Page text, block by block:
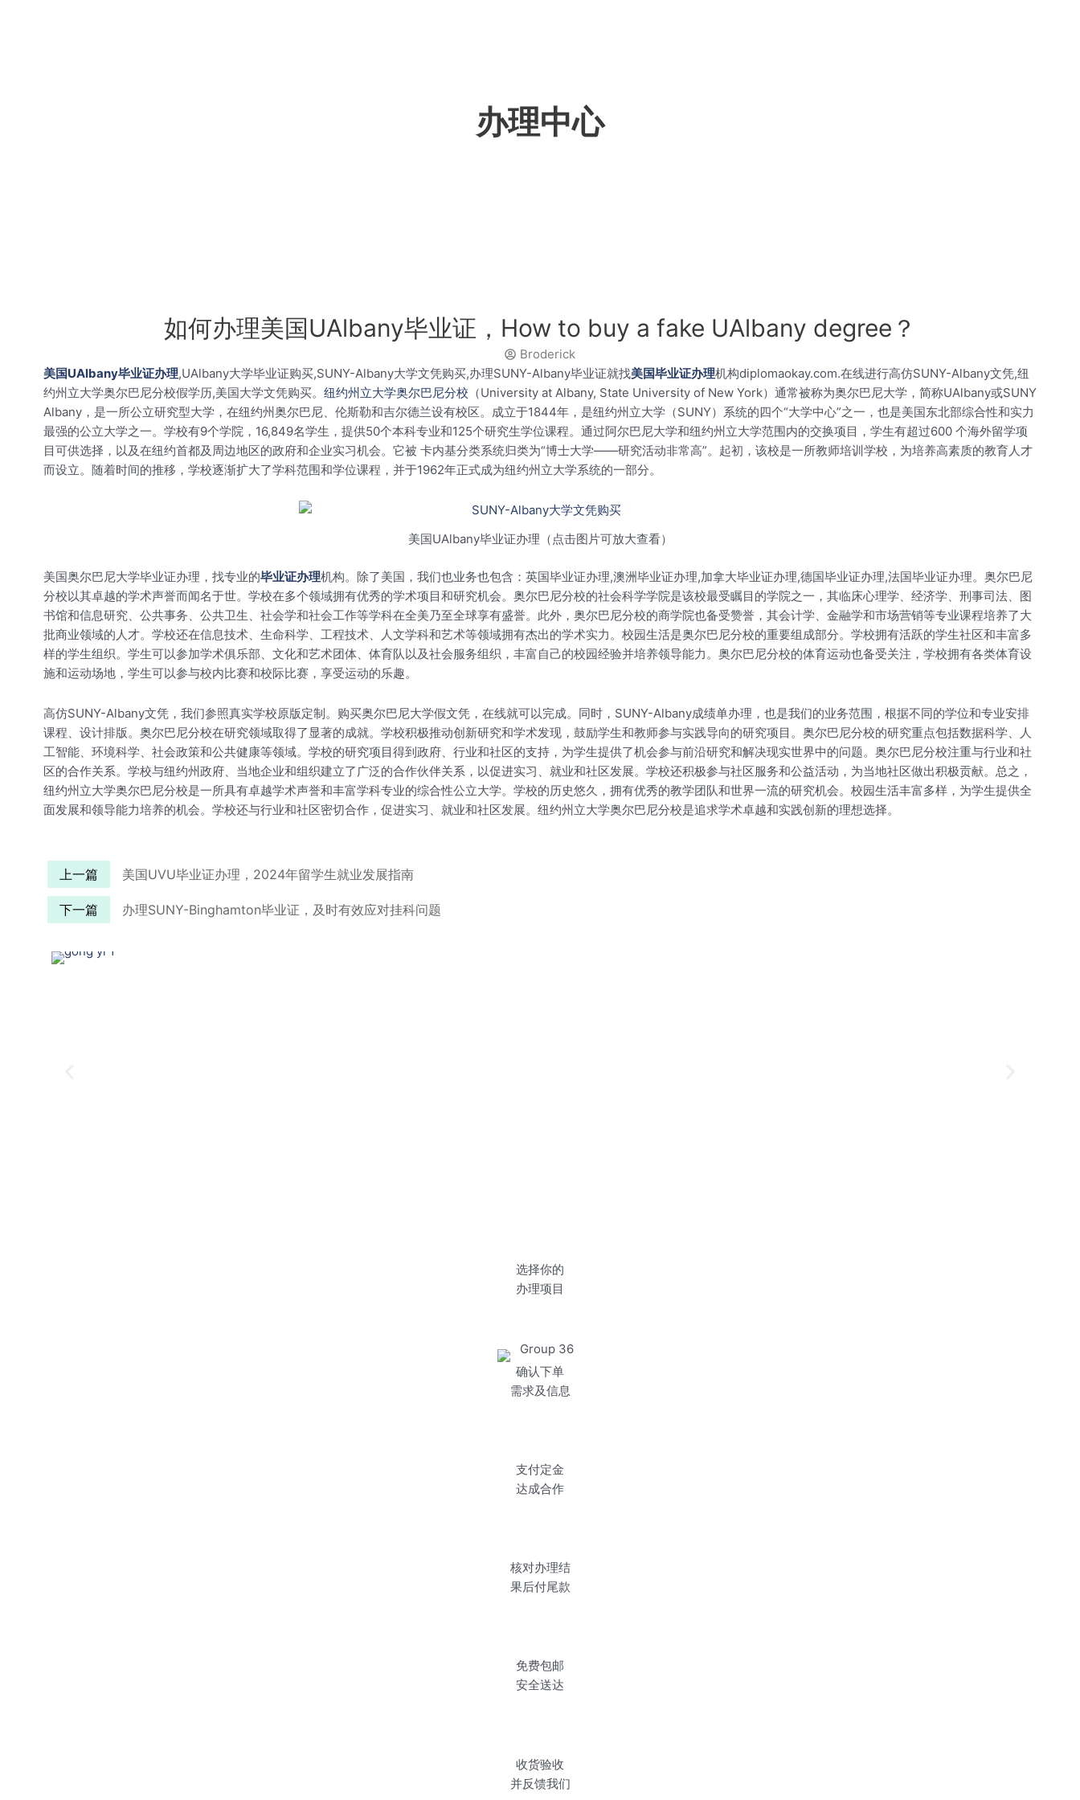
办理中心
如何办理美国UAlbany毕业证，How to buy a fake UAlbany degree？
Broderick
美国UAlbany毕业证办理,UAlbany大学毕业证购买,SUNY-Albany大学文凭购买,办理SUNY-Albany毕业证就找美国毕业证办理机构diplomaokay.com.在线进行高仿SUNY-Albany文凭,纽
约州立大学奥尔巴尼分校假学历,美国大学文凭购买。 纽约州立大学奥尔巴尼分校 （University at Albany, State University of New York）通常被称为奥尔巴尼大学，简称UAlbany或SUNY
Albany，是一所公立研究型大学，在纽约州奥尔巴尼、伦斯勒和吉尔德兰设有校区。成立于1844年，是纽约州立大学（SUNY）系统的四个“大学中心”之一，也是美国东北部综合性和实力
最强的公立大学之一。学校有9个学院，16,849名学生，提供50个本科专业和125个研究生学位课程。通过阿尔巴尼大学和纽约州立大学范围内的交换项目，学生有超过600 个海外留学项
目可供选择，以及在纽约首都及周边地区的政府和企业实习机会。它被 卡内基分类系统归类为“博士大学——研究活动非常高”。起初，该校是一所教师培训学校，为培养高素质的教育人才
而设立。随着时间的推移，学校逐渐扩大了学科范围和学位课程，并于1962年正式成为纽约州立大学系统的一部分。
美国UAlbany毕业证办理（点击图片可放大查看）
美国奥尔巴尼大学毕业证办理，找专业的毕业证办理机构。除了美国，我们也业务也包含：英国毕业证办理,澳洲毕业证办理,加拿大毕业证办理,德国毕业证办理,法国毕业证办理。奥尔巴尼
分校以其卓越的学术声誉而闻名于世。学校在多个领域拥有优秀的学术项目和研究机会。奥尔巴尼分校的社会科学学院是该校最受瞩目的学院之一，其临床心理学、经济学、刑事司法、图
书馆和信息研究、公共事务、公共卫生、社会学和社会工作等学科在全美乃至全球享有盛誉。此外，奥尔巴尼分校的商学院也备受赞誉，其会计学、金融学和市场营销等专业课程培养了大
批商业领域的人才。学校还在信息技术、生命科学、工程技术、人文学科和艺术等领域拥有杰出的学术实力。校园生活是奥尔巴尼分校的重要组成部分。学校拥有活跃的学生社区和丰富多
样的学生组织。学生可以参加学术俱乐部、文化和艺术团体、体育队以及社会服务组织，丰富自己的校园经验并培养领导能力。奥尔巴尼分校的体育运动也备受关注，学校拥有各类体育设
施和运动场地，学生可以参与校内比赛和校际比赛，享受运动的乐趣。
高仿SUNY-Albany文凭，我们参照真实学校原版定制。购买奥尔巴尼大学假文凭，在线就可以完成。同时，SUNY-Albany成绩单办理，也是我们的业务范围，根据不同的学位和专业安排
课程、设计排版。奥尔巴尼分校在研究领域取得了显著的成就。学校积极推动创新研究和学术发现，鼓励学生和教师参与实践导向的研究项目。奥尔巴尼分校的研究重点包括数据科学、人
工智能、环境科学、社会政策和公共健康等领域。学校的研究项目得到政府、行业和社区的支持，为学生提供了机会参与前沿研究和解决现实世界中的问题。奥尔巴尼分校注重与行业和社
区的合作关系。学校与纽约州政府、当地企业和组织建立了广泛的合作伙伴关系，以促进实习、就业和社区发展。学校还积极参与社区服务和公益活动，为当地社区做出积极贡献。总之，
纽约州立大学奥尔巴尼分校是一所具有卓越学术声誉和丰富学科专业的综合性公立大学。学校的历史悠久，拥有优秀的教学团队和世界一流的研究机会。校园生活丰富多样，为学生提供全
面发展和领导能力培养的机会。学校还与行业和社区密切合作，促进实习、就业和社区发展。纽约州立大学奥尔巴尼分校是追求学术卓越和实践创新的理想选择。
上一篇 美国UVU毕业证办理，2024年留学生就业发展指南
下一篇 办理SUNY-Binghamton毕业证，及时有效应对挂科问题
选择你的
办理项目
确认下单
需求及信息
支付定金
达成合作
核对办理结
果后付尾款
免费包邮
安全送达
收货验收
并反馈我们